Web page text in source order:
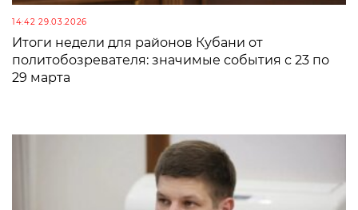
14:42 29.03.2026
Итоги недели для районов Кубани от
политобозревателя: значимые события с 23 по
29 марта